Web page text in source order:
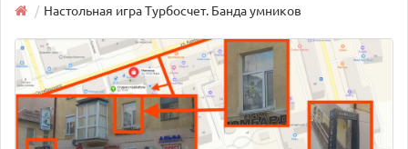
Настольная игра Турбосчет. Банда умников